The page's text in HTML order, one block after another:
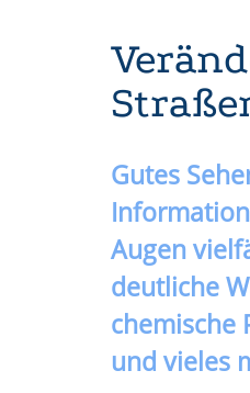
Gutes
Augen
deutliche
chemische
und vieles